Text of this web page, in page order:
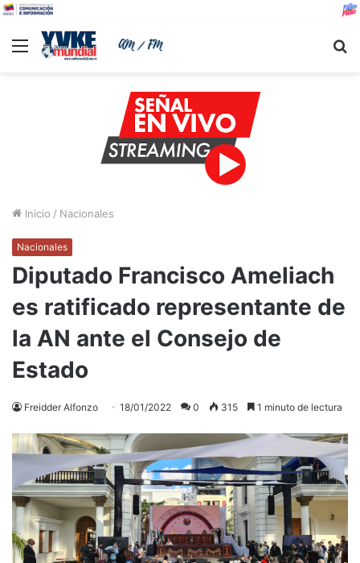
Menu
Inicio / Nacionales
Nacionales
Diputado Francisco Ameliach
es ratificado representante de
la AN ante el Consejo de
Estado
Freidder Alfonzo 18/01/2022 0 315 1 minuto de lectura